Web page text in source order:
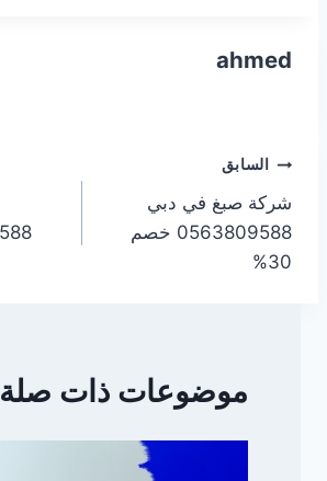
ahmed
تصفّح
المقالات
السابق
شركة صبغ في دبي
0563809588 خصم
30%
موضوعات ذات صلة